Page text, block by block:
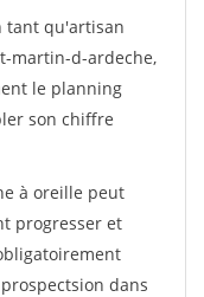
tant qu'artisan
martin-d-ardeche,
le planning
son chiffre
à oreille peut
progresser et
dans